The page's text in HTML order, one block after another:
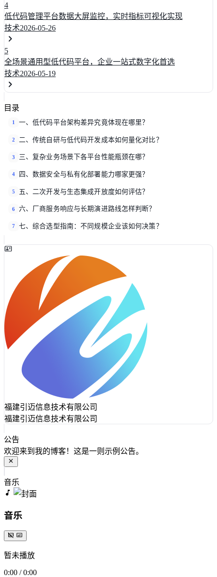
4
低代码管理平台数据大屏监控，实时指标可视化实现
技术2026-05-26
5
全场景通用型低代码平台，企业一站式数字化首选
技术2026-05-19
目录
1 一、低代码平台架构差异究竟体现在哪里？
2 二、传统自研与低代码开发成本如何量化对比？
3 三、复杂业务场景下各平台性能瓶颈在哪？
4 四、数据安全与私有化部署能力哪家更强？
5 五、二次开发与生态集成开放度如何评估？
6 六、厂商服务响应与长期演进路线怎样判断？
7 七、综合选型指南：不同规模企业该如何决策？
福建引迈信息技术有限公司
福建引迈信息技术有限公司
公告
欢迎来到我的博客！这是一则示例公告。
音乐
音乐
暂未播放
0:00 / 0:00